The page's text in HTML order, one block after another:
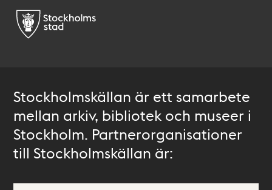
Stockholmskällan är ett samarbete
mellan arkiv, bibliotek och museer i
Stockholm. Partnerorganisationer
till Stockholmskällan är: